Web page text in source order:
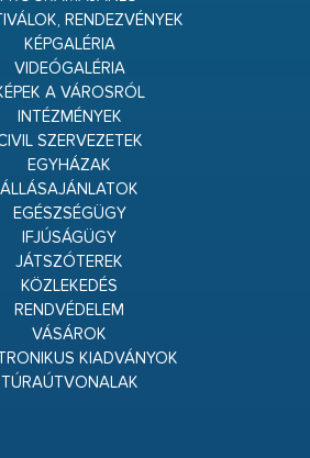
RENDEZVÉNYEK
KÉPGALÉRIA
VIDEÓGALÉRIA
A VÁROSRÓL
INTÉZMÉNYEK
SZERVEZETEK
EGYHÁZAK
ÁLLÁSAJÁNLATOK
EGÉSZSÉGÜGY
IFJÚSÁGÜGY
JÁTSZÓTEREK
KÖZLEKEDÉS
RENDVÉDELEM
VÁSÁROK
KIADVÁNYOK
TÚRAÚTVONALAK